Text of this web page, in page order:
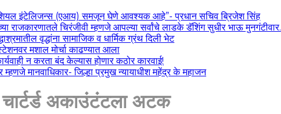
इंटेलिजन्स (एआय) समजून घेणे आवश्यक आहे”- प्रधान सचिव ब्रिजेश सिंह
राजकारणातले चिरंजीवी म्हणजे आपल्या सर्वांचे लाडके डॅशिंग सुधीर भाऊ मुनगंटीवार.
वृद्धांना सामाजिक व धार्मिक ग्रंथ दिली भेट
मशाल मोर्चा काढण्यात आला
न करता बंद केल्यास होणार कठोर कारवाई!
म्हणजे मानवाधिकार- जिल्हा प्रमुख न्यायाधीश महेंद्र के महाजन
अकाउंटंटला अटक